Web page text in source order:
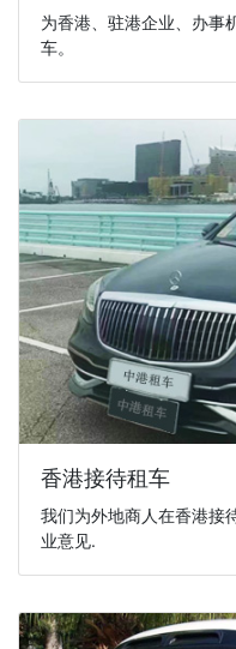
为香港、驻港企业、办事
车。
香港接待租车
我们为外地商人在香港接
业意见.